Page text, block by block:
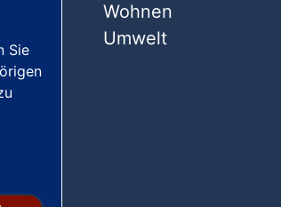
Wohnen
Umwelt
Sie